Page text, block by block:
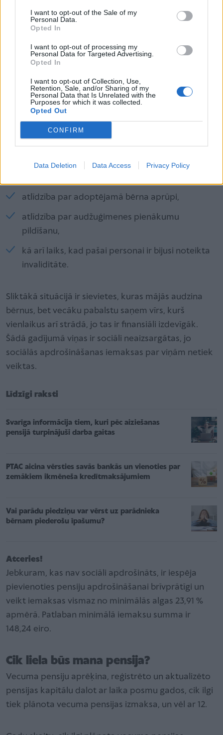
I want to opt-out of the Sale of my
Personal Data.
Opted In
I want to opt-out of processing my
Personal Data for Targeted Advertising.
Opted In
I want to opt-out of Collection, Use,
Retention, Sale, and/or Sharing of my
Personal Data that Is Unrelated with the
Purposes for which it was collected.
Opted Out
CONFIRM
Data Deletion Data Access Privacy Policy
smagu invaliditāti, veic dažādus pienākumus
mājsaimniecībā, principā ir sociāli neaizsargāts. Līdz
ar to var veidoties situācijas, kad pienāk
vecumdienas un nav ne darba stāža, ne veiktu
nepienākas. Iespējams saņemt tikai valsts sociālā
nodrošinājuma pabalstu, kas patlaban ir 125 eiro.
Taču der zināt, ka darba stāžā tiek ierēķināts arī
laiks, kad saņemts:
bērna kopšanas, bezdarbnieka vai bērna ar
atlīdzība par adoptējamā bērna aprūpi,
atlīdzība par audžuģimenes pienākumu
pildīšanu,
kā arī laiks, kad pašai personai ir bijusi noteikta
invaliditāte.
Sliktākā situācijā ir sievietes, kuras mājās audzina
bērnus, bet vecāku pabalstu saņem vīrs, kurš
vienlaikus arī strādā, jo tas ir finansiāli izdevīgāk.
Šādā gadījumā viņas ir sociāli neaizsargātas, jo
sociālās apdrošināšanas iemaksas par viņām netiek
veiktas.
Līdzīgi raksti
Svarīga informācija tiem, kuri pēc aiziešanas
pensijā turpinājuši darba gaitas
PTAC aicina vērsties savās bankās un vienoties par
zemākiem ikmēneša kredītmaksājumiem
Vai parādu piedziņu var vērst uz parādnieka
bērnam piederošu īpašumu?
Atceries!
Jebkuram, kas nav sociāli apdrošināts, ir iespēja
pievienoties pensiju apdrošināšanai brīvprātīgi un
veikt iemaksas vismaz no minimālās algas 23,91 %
apmērā. Patlaban minimālā iemaksu summa ir
148,24 eiro.
Cik liela būs mana pensija?
Vecuma pensiju aprēķina, reģistrēto un aktualizēto
pensijas kapitālu dalot ar laika posmu gados, cik ilgi
tiek plānota vecuma pensijas izmaksa, un vēl ar 12.